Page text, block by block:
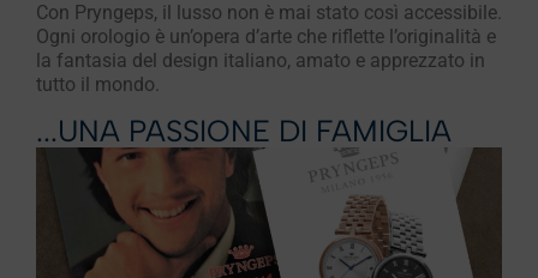
...UNA PASSIONE DI FAMIGLIA
Con Pryngeps, il lusso non è mai stato così accessibile.
Ogni orologio è un’opera d’arte che riflette l’originalità e
la fantasia del design italiano, amato e apprezzato in
tutto il mondo.